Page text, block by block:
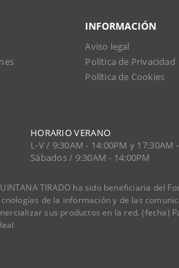
INFORMACIÓN
Aviso legal
Política de Privacidad
Política de Cookies
HORARIO VERANO
L-V / 9:30AM - 14:00PM y 17:30AM
Sábados / 9:30AM - 14:00PM
TIRADO ha sido beneficiaria
de la información y de las
sus productos en la red. (fecha)